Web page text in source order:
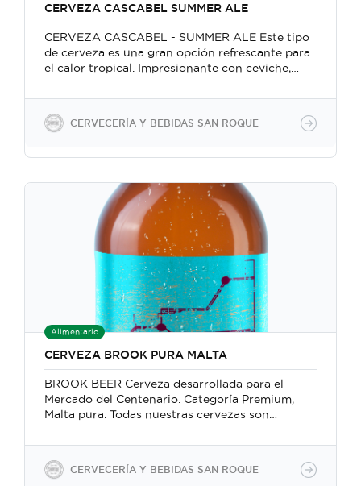
CERVEZA CASCABEL SUMMER ALE
CERVEZA CASCABEL - SUMMER ALE Este tipo
de cerveza es una gran opción refrescante para
el calor tropical. Impresionante con ceviche,
ligeras. Todas nuestras cervezas son veganas,
porque no utilizamos insumos animales en la
producción. Utilizamos ingredientes 100%
natural manteniendo la levadura para un
natural y también forzada a través de la
inyección directa de CO2. Las botellas
contienen 350 ml equivalentes a 12 oz y también
podemos trabajar con barriles. Las botellas
vienen empacadas en cajas de cartón corrugado
con 24 unidades.
CERVECERÍA Y BEBIDAS SAN ROQUE
Alimentario
CERVEZA BROOK PURA MALTA
BROOK BEER Cerveza desarrollada para el
Mercado del Centenario. Categoría Premium,
Malta pura. Todas nuestras cervezas son
animales en la producción. Utilizamos
ingredientes 100% naturales Producimos
cervezas con gasificación natural manteniendo
CERVECERÍA Y BEBIDAS SAN ROQUE